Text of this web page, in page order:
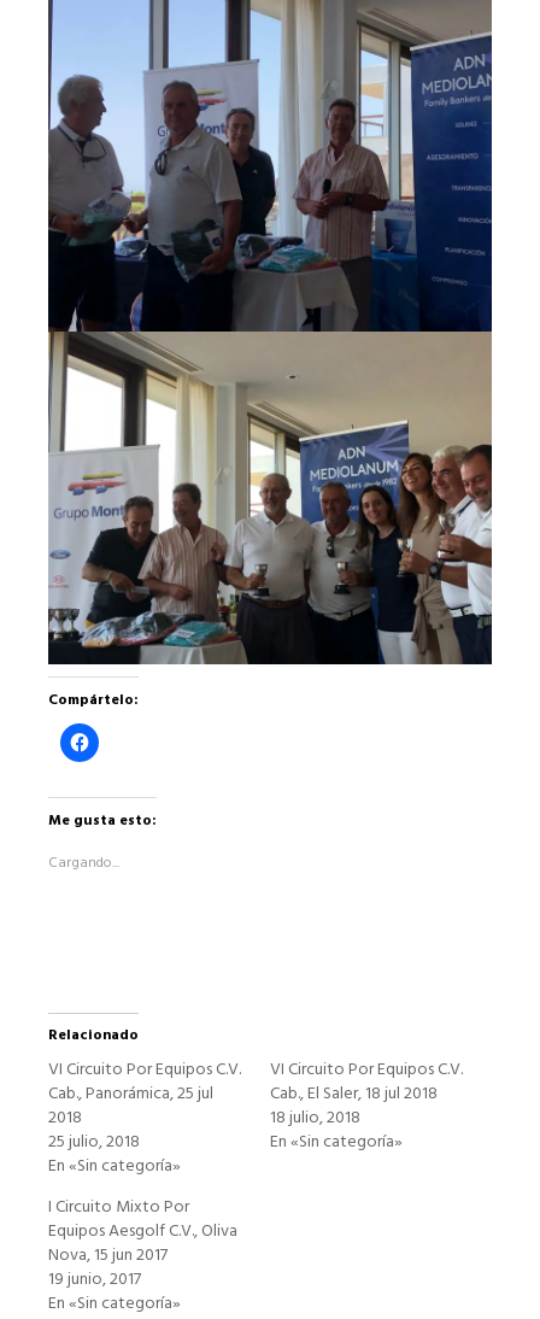
Compártelo:
Haz
clic
en
Facebook
en
Me gusta esto:
Cargando...
Relacionado
VI Circuito Por Equipos C.V.
Cab., Panorámica, 25 jul
2018
25 julio, 2018
En «Sin categoría»
VI Circuito Por Equipos C.V.
Cab., El Saler, 18 jul 2018
18 julio, 2018
En «Sin categoría»
I Circuito Mixto Por
Equipos Aesgolf C.V., Oliva
Nova, 15 jun 2017
19 junio, 2017
En «Sin categoría»